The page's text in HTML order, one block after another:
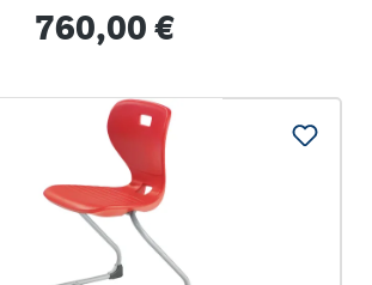
Regulärer Preis:
760,00 €